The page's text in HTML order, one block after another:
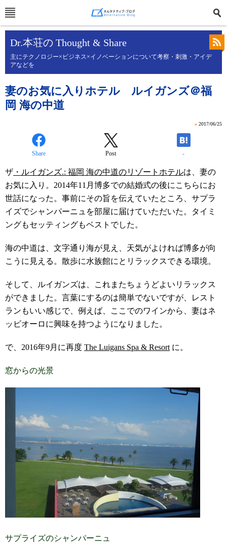
Dr.本荘の Thought & Share
主にテクノロジー×ビジネス×イノベーションについて考察・刺激・アイデ
アなどを
妻のお気に入りホテル ルイガンズ＠福
岡 海の中道
» 2017/06/25
Share Post -
ザ ・ルイガンズ.: 福岡 海の中道のリゾートホテルは、妻の
お気に入り。2014年11月博多での結婚式の後にこちらにお
世話になった。事前にその旨を伝えていたところ、サプラ
イズでシャンパーニュを部屋に届けていただいた。タイミ
ングもセッティングもベストでした。
海の中道は、文字通り海が見え、天気がよければ博多が向
こうに見える。散歩に水族館にとリラックスできる環境。
そして、ルイガンズは、これまたちょうどよいリラックス
ができました。言葉にするのは簡単でないですが、レスト
ランもいい感じで、例えば、ここでのワインから、妻はネ
ッビオーロに興味を持つようになりました。
で、2016年9月に再度 The Luigans Spa & Resort に。
窓からの光景
サプライズのシャンパーニュ